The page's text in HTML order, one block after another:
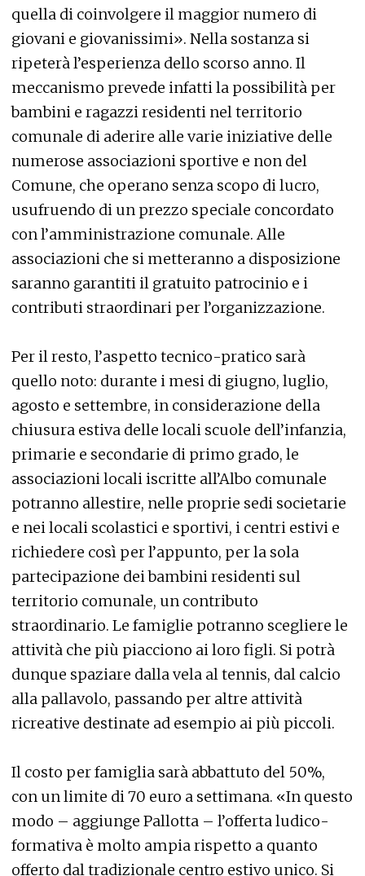
quella di coinvolgere il maggior numero di
giovani e giovanissimi». Nella sostanza si
ripeterà l’esperienza dello scorso anno. Il
meccanismo prevede infatti la possibilità per
bambini e ragazzi residenti nel territorio
comunale di aderire alle varie iniziative delle
numerose associazioni sportive e non del
Comune, che operano senza scopo di lucro,
usufruendo di un prezzo speciale concordato
con l’amministrazione comunale. Alle
associazioni che si metteranno a disposizione
saranno garantiti il gratuito patrocinio e i
contributi straordinari per l’organizzazione.
Per il resto, l’aspetto tecnico-pratico sarà
quello noto: durante i mesi di giugno, luglio,
agosto e settembre, in considerazione della
chiusura estiva delle locali scuole dell’infanzia,
primarie e secondarie di primo grado, le
associazioni locali iscritte all’Albo comunale
potranno allestire, nelle proprie sedi societarie
e nei locali scolastici e sportivi, i centri estivi e
richiedere così per l’appunto, per la sola
partecipazione dei bambini residenti sul
territorio comunale, un contributo
straordinario. Le famiglie potranno scegliere le
attività che più piacciono ai loro figli. Si potrà
dunque spaziare dalla vela al tennis, dal calcio
alla pallavolo, passando per altre attività
ricreative destinate ad esempio ai più piccoli.
Il costo per famiglia sarà abbattuto del 50%,
con un limite di 70 euro a settimana. «In questo
modo – aggiunge Pallotta – l’offerta ludico-
formativa è molto ampia rispetto a quanto
offerto dal tradizionale centro estivo unico. Si